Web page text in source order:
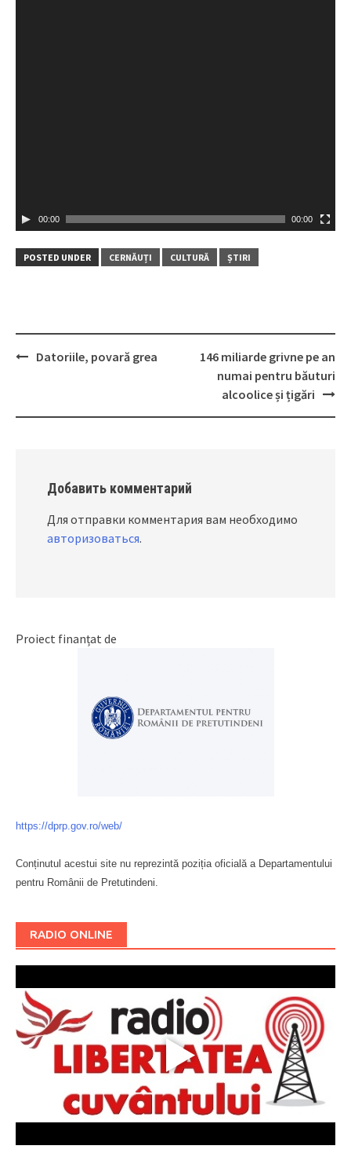
00:00 00:00
POSTED UNDER CERNĂUȚI CULTURĂ ȘTIRI
Datoriile, povară grea
146 miliarde grivne pe an
numai pentru băuturi
alcoolice și țigări
Добавить комментарий
Для отправки комментария вам необходимо
авторизоваться.
Proiect finanțat de
https://dprp.gov.ro/web/
Conținutul acestui site nu reprezintă poziția oficială a Departamentului
pentru Românii de Pretutindeni.
RADIO ONLINE